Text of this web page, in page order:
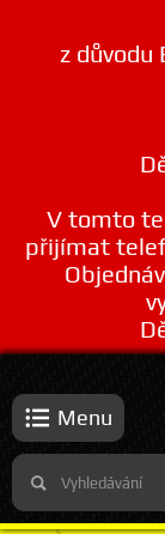
z důvodu
V tomto
přijímat
Menu